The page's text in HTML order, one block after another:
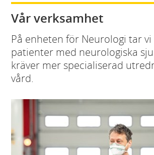
Vår verksamhet
På enheten för Neurologi tar
patienter med neurologiska
kräver mer specialiserad
vård.